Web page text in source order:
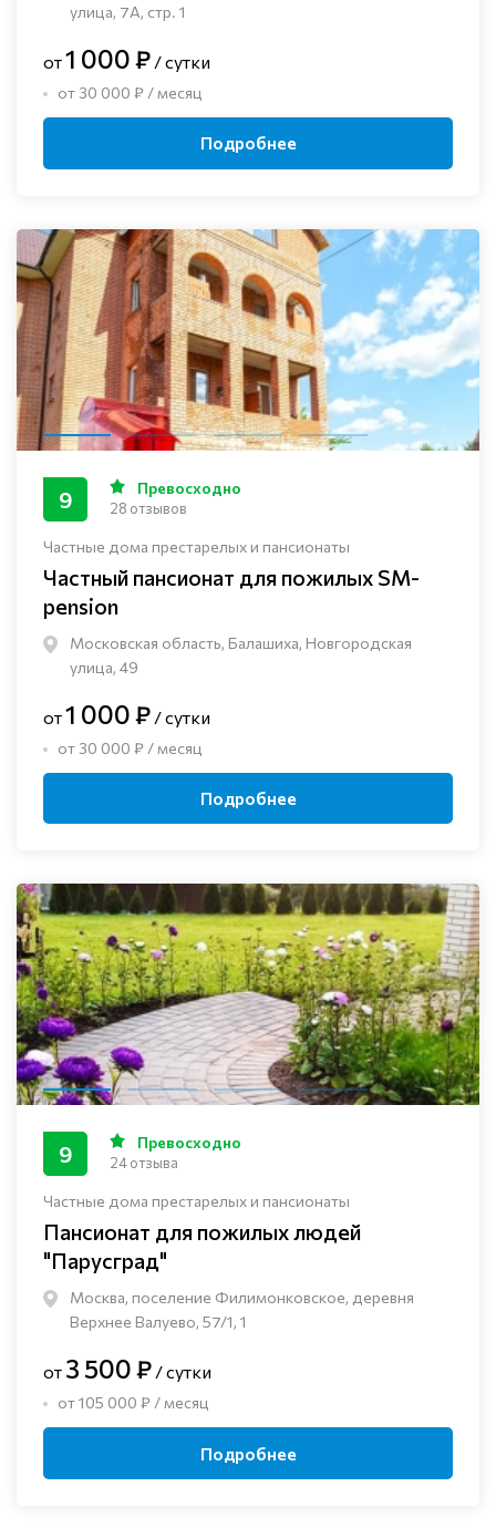
улица, 7А, стр. 1
от1 000 ₽ / сутки
от 30 000 ₽ / месяц
Подробнее
Частные дома престарелых и пансионаты
Частный пансионат для пожилых SM-
pension
Московская область, Балашиха, Новгородская
улица, 49
9 Превосходно
28 отзывов
от1 000 ₽ / сутки
от 30 000 ₽ / месяц
Подробнее
Частные дома престарелых и пансионаты
Пансионат для пожилых людей
"Парусград"
Москва, поселение Филимонковское, деревня
Верхнее Валуево, 57/1, 1
9 Превосходно
24 отзыва
от 3 500 ₽ / сутки
от 105 000 ₽ / месяц
Подробнее